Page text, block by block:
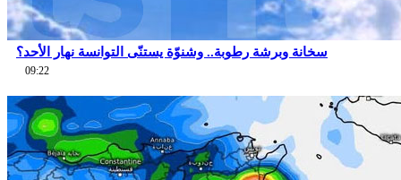
سخانة وبرشة رطوبة.. وشنوّة يستنّى التوانسة نهار الأحد؟
09:22